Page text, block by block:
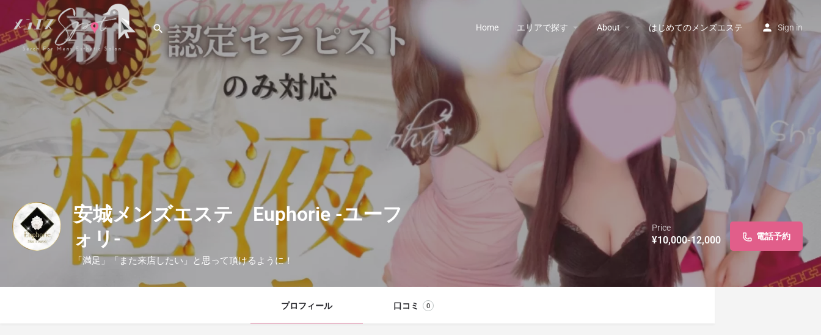
Home エリアで探す About はじめてのメンズエステ Sign in
安城メンズエステ Euphorie -ユーフ
ォリ-
「満足」「また来店したい」と思って頂けるように！
Price
¥10,000-12,000 電話予約
プロフィール 口コミ 0